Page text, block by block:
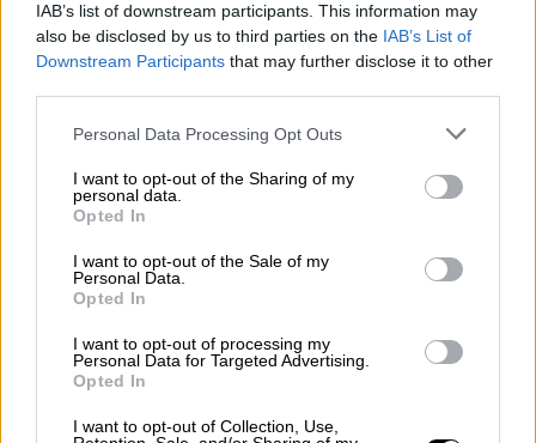
IAB’s list of downstream participants. This information may
also be disclosed by us to third parties on the IAB’s List of
Downstream Participants that may further disclose it to other
Personal Data Processing Opt Outs
I want to opt-out of the Sharing of my
personal data.
Opted In
I want to opt-out of the Sale of my
Personal Data.
Opted In
I want to opt-out of processing my
Personal Data for Targeted Advertising.
Opted In
I want to opt-out of Collection, Use,
Aumenta la cantidad de pacientes que
coronavirus en Corea del Sur
Facundo Caín Sagárnaga Giles
martes, 21 de abril de 2020